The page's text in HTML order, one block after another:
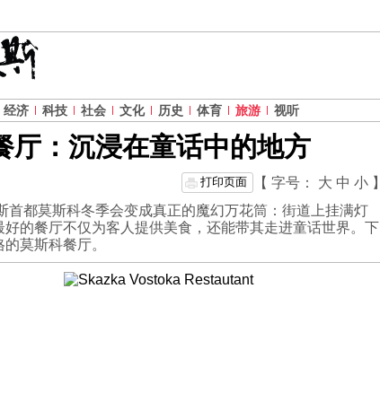
经济 科技 社会 文化 历史 体育 旅游 视听
厅：沉浸在童话中的地方
【 字号： 大 中 小 】
打印页面
首都莫斯科冬季会变成真正的魔幻万花筒：街道上挂满灯
的餐厅不仅为客人提供美食，还能带其走进童话世界。下
莫斯科餐厅。